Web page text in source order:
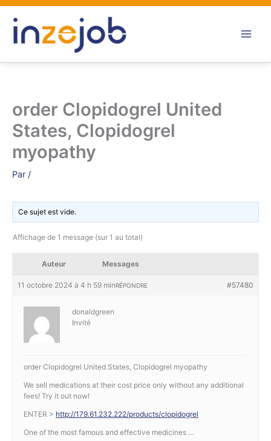
Aller
contenu
order Clopidogrel United
States, Clopidogrel
myopathy
Par /
Ce sujet est vide.
Affichage de 1 message (sur 1 au total)
Auteur Messages
11 octobre 2024 à 4 h 59 min #57480
RÉPONDRE
donaldgreen
Invité
order Clopidogrel United States, Clopidogrel myopathy
We sell medications at their cost price only without any additional
fees! Try it out now!
ENTER > http://179.61.232.222/products/clopidogrel
One of the most famous and effective medicines …